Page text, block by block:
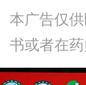
本广告仅
书或者在